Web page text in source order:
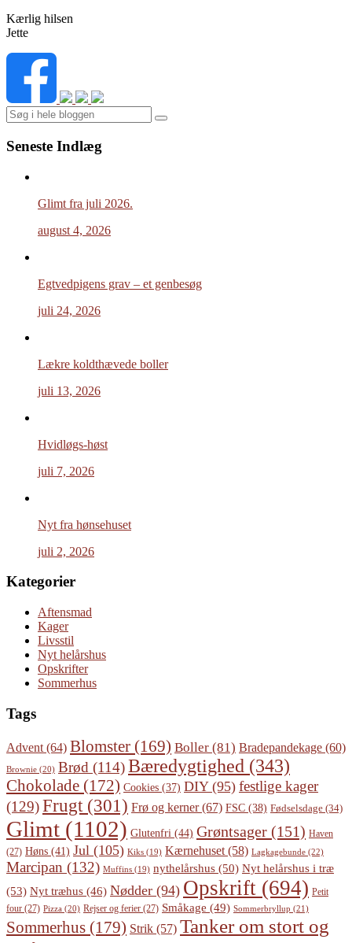
Kærlig hilsen
Jette
Search
Seneste Indlæg
Glimt fra juli 2026.
august 4, 2026
Egtvedpigens grav – et genbesøg
juli 24, 2026
Lækre koldthævede boller
juli 13, 2026
Hvidløgs-høst
juli 7, 2026
Nyt fra hønsehuset
juli 2, 2026
Kategorier
Aftensmad
Kager
Livsstil
Nyt helårshus
Opskrifter
Sommerhus
Tags
Advent (64) Blomster (169) Boller (81) Bradepandekage (60)
Brownie (20) Brød (114)Bæredygtighed (343)
Chokolade (172) Cookies (37) DIY(95) festlige kager
(129)Frugt (301) Frø og kerner(67) FSC (38) Fødselsdage (34)
Glimt (1102) Glutenfri (44) Grøntsager (151) Haven
(27) Høns (41) Jul (105) Kiks (19) Kærnehuset (58) Lagkagebunde (22)
Marcipan (132) Muffins (19) nythelårshus (50) Nyt helårshus i træ
(53) Nyt træhus (46) Nødder (94) Opskrift (694) Petit
four (27) Pizza (20) Rejser og ferier (27) Småkage (49) Sommerbryllup (21)
Sommerhus (179) Strik (57) Tanker om stort og